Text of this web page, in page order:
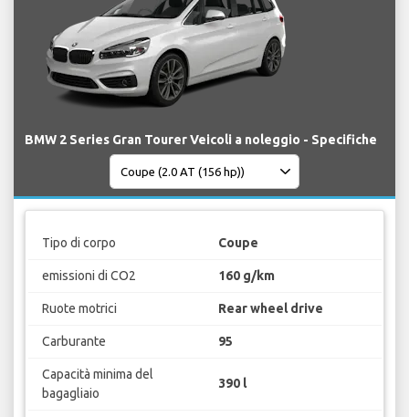
BMW 2 Series Gran Tourer Veicoli a noleggio - Specifiche
Tipo di corpo Coupe
emissioni di CO2 160 g/km
Ruote motrici Rear wheel drive
Carburante 95
Capacità minima del
bagagliaio
390 l